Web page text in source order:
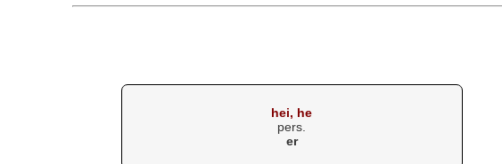
hei, he
pers.
er